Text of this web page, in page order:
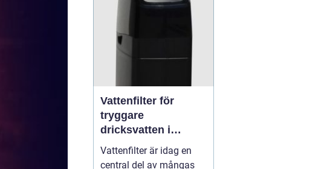
Vattenfilter för
tryggare
dricksvatten i
vardagen
Vattenfilter är idag en
central del av mångas